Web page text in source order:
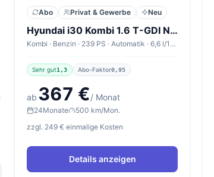
Abo Privat & Gewerbe Neu
Hyundai i30 Kombi 1.6 T-GDI N Line X
Kombi · Benzin · 239 PS · Automatik · 6,6 l/100km
Sehr gut1,3 Abo-Faktor0,95
ab 367 €/ Monat
24Monate
500 km/Mon.
zzgl. 249 € einmalige Kosten
Details anzeigen